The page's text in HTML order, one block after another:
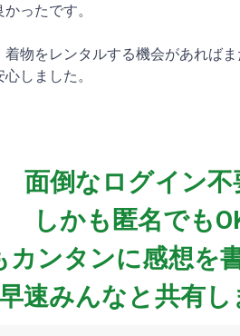
ったです。
物をレンタルする機会があればま
しました。
面倒なログイン不
しかも匿名でも
カンタンに感想を
速みんなと共有